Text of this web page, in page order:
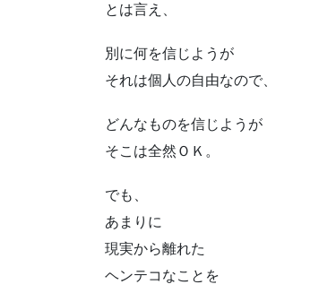
とは言え、
別に何を信じようが
それは個人の自由なので、
どんなものを信じようが
そこは全然ＯＫ。
でも、
あまりに
現実から離れた
ヘンテコなことを